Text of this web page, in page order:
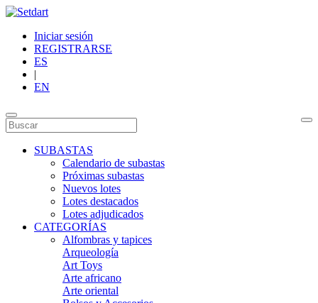
Iniciar sesión
REGISTRARSE
ES
|
EN
SUBASTAS
Calendario de subastas
Próximas subastas
Nuevos lotes
Lotes destacados
Lotes adjudicados
CATEGORÍAS
Alfombras y tapices
Arqueología
Art Toys
Arte africano
Arte oriental